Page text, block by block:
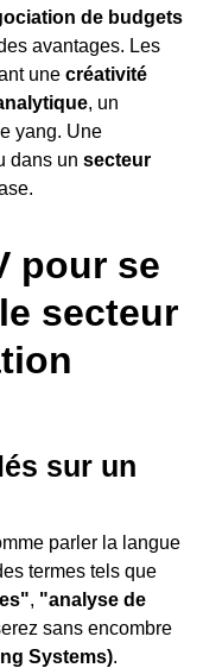
de budgets
avantages. Les
une créativité
, un
yang. Une
dans un secteur
pour se
secteur
sur un
parler la langue
termes tels que
, "analyse de
sans encombre
Systems).